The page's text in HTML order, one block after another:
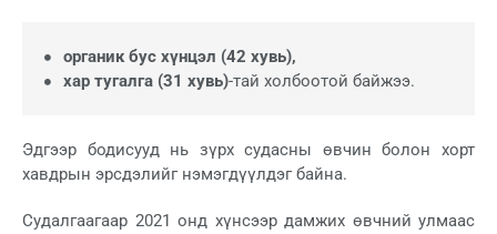
органик бус хүнцэл (42 хувь),
хар тугалга (31 хувь)-тай холбоотой байжээ.
Эдгээр бодисууд нь зүрх судасны өвчин болон хорт
хавдрын эрсдэлийг нэмэгдүүлдэг байна.
Судалгаагаар 2021 онд хүнсээр дамжих өвчний улмаас